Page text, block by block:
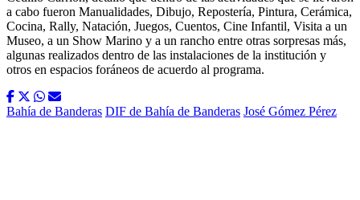
a cabo fueron Manualidades, Dibujo, Repostería, Pintura, Cerámica,
Cocina, Rally, Natación, Juegos, Cuentos, Cine Infantil, Visita a un
Museo, a un Show Marino y a un rancho entre otras sorpresas más,
algunas realizados dentro de las instalaciones de la institución y
otros en espacios foráneos de acuerdo al programa.
Bahía de Banderas DIF de Bahía de Banderas José Gómez Pérez